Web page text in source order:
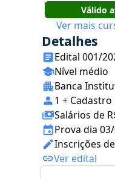
Válido
Ver mais
Detalhes
Edital 001/
Nível médio
Banca
1 + Cadastro
Salários de
Prova dia
Inscrições
Ver edital